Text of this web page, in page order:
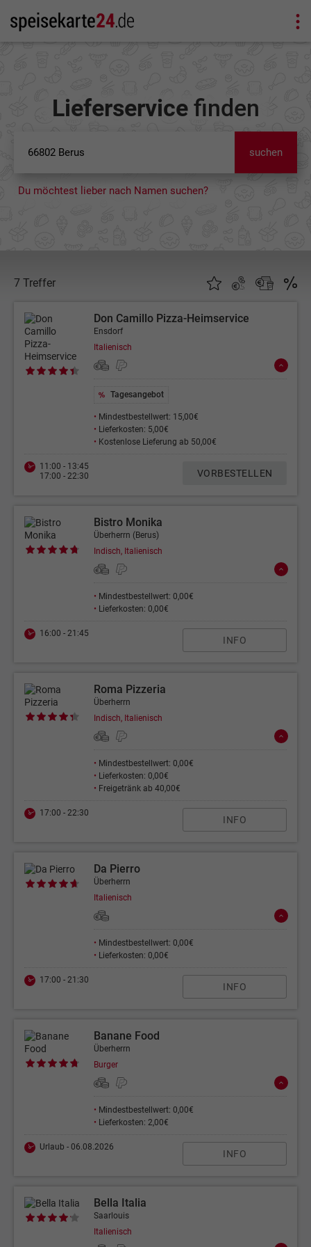
Lieferservicefinden
suchen
Du möchtest lieber nach Namen suchen?
7 Treffer
Don Camillo Pizza-Heimservice
Ensdorf
Italienisch
Tagesangebot
• Mindestbestellwert: 15,00€
• Lieferkosten: 5,00€
• Kostenlose Lieferung ab 50,00€
11:00 - 13:45
17:00 - 22:30
VORBESTELLEN
Bistro Monika
Überherrn (Berus)
Indisch, Italienisch
• Mindestbestellwert: 0,00€
• Lieferkosten: 0,00€
16:00 - 21:45
INFO
Roma Pizzeria
Überherrn
Indisch, Italienisch
• Mindestbestellwert: 0,00€
• Lieferkosten: 0,00€
• Freigetränk ab 40,00€
17:00 - 22:30
INFO
Da Pierro
Überherrn
Italienisch
• Mindestbestellwert: 0,00€
• Lieferkosten: 0,00€
17:00 - 21:30
INFO
Banane Food
Überherrn
Burger
• Mindestbestellwert: 0,00€
• Lieferkosten: 2,00€
Urlaub - 06.08.2026
INFO
Bella Italia
Saarlouis
Italienisch